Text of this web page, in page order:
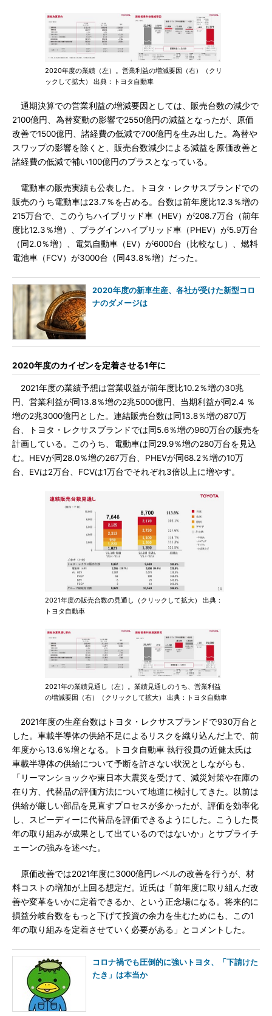
2020年度の業績（左）。営業利益の増減要因（右）（クリ
ックして拡大） 出典：トヨタ自動車
通期決算での営業利益の増減要因としては、販売台数の減少で
2100億円、為替変動の影響で2550億円の減益となったが、原価
改善で1500億円、諸経費の低減で700億円を生み出した。為替や
スワップの影響を除くと、販売台数減少による減益を原価改善と
諸経費の低減で補い100億円のプラスとなっている。
電動車の販売実績も公表した。トヨタ・レクサスブランドでの
販売のうち電動車は23.7％を占める。台数は前年度比12.3％増の
215万台で、このうちハイブリッド車（HEV）が208.7万台（前年
度比12.3％増）、プラグインハイブリッド車（PHEV）が5.9万台
（同2.0％増）、電気自動車（EV）が6000台（比較なし）、燃料
電池車（FCV）が3000台（同43.8％増）だった。
2020年度の新車生産、各社が受けた新型コロ
ナのダメージは
2020年度のカイゼンを定着させる1年に
2021年度の業績予想は営業収益が前年度比10.2％増の30兆
円、営業利益が同13.8％増の2兆5000億円、当期利益が同2.4 ％
増の2兆3000億円とした。連結販売台数は同13.8％増の870万
台、トヨタ・レクサスブランドでは同5.6％増の960万台の販売を
計画している。このうち、電動車は同29.9％増の280万台を見込
む。HEVが同28.0％増の267万台、PHEVが同68.2％増の10万
台、EVは2万台、FCVは1万台でそれぞれ3倍以上に増やす。
2021年度の販売台数の見通し（クリックして拡大） 出典：
トヨタ自動車
2021年の業績見通し（左）。業績見通しのうち、営業利益
の増減要因（右）（クリックして拡大） 出典：トヨタ自動車
2021年度の生産台数はトヨタ・レクサスブランドで930万台と
した。車載半導体の供給不足によるリスクを織り込んだ上で、前
年度から13.6％増となる。トヨタ自動車 執行役員の近健太氏は
車載半導体の供給について予断を許さない状況としながらも、
「リーマンショックや東日本大震災を受けて、減災対策や在庫の
在り方、代替品の評価方法について地道に検討してきた。以前は
供給が厳しい部品を見直すプロセスが多かったが、評価を効率化
し、スピーディーに代替品を評価できるようにした。こうした長
年の取り組みが成果として出ているのではないか」とサプライチ
ェーンの強みを述べた。
原価改善では2021年度に3000億円レベルの改善を行うが、材
料コストの増加が上回る想定だ。近氏は「前年度に取り組んだ改
善や変革をいかに定着できるか、という正念場になる。将来的に
損益分岐台数をもっと下げて投資の余力を生むためにも、この1
年の取り組みを定着させていく必要がある」とコメントした。
コロナ禍でも圧倒的に強いトヨタ、「下請けた
たき」は本当か